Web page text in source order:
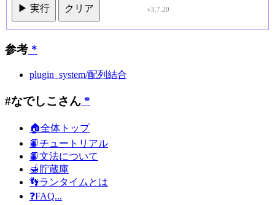
▶ 実行 クリア v3.7.20
参考 *
plugin_system/配列結合
#なでしこさん *
🏠全体トップ
📙チュートリアル
📙文法について
🍯貯蔵庫
👣ランタイムとは
❓FAQ...